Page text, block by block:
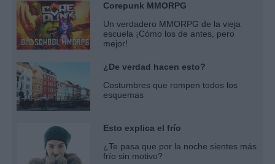
Corepunk MMORPG
Un verdadero MMORPG de la vieja
escuela ¡Cómo los de antes, pero
mejor!
¿De verdad hacen esto?
Costumbres que rompen todos los
esquemas
Esto explica el frío
¿Te pasa que por la noche sientes más
frío sin motivo?